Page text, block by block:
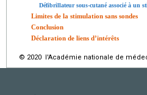
Défibrillateur sous-cutané associé à un
Limites de la stimulation sans sondes
Conclusion
Déclaration de liens d’intérêts
© 2020 l'Académie nationale de